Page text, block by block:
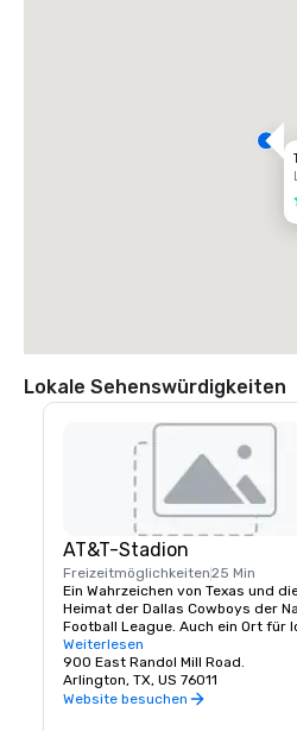
Lokale Sehenswürdigkeiten
AT&T-Stadion
Freizeitmöglichkeiten25 Min
Ein Wahrzeichen von Texas und
Heimat der Dallas Cowboys der
Football League. Auch ein Ort für
Veranstaltungen und musikalische
Darbietungen großer Entertainer.
Führungen sind verfügbar.
Weiterlesen
900 East Randol Mill Road.
Arlington, TX, US 76011
Website besuchen